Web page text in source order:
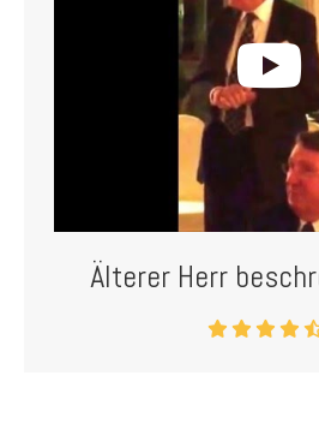
Älterer Herr